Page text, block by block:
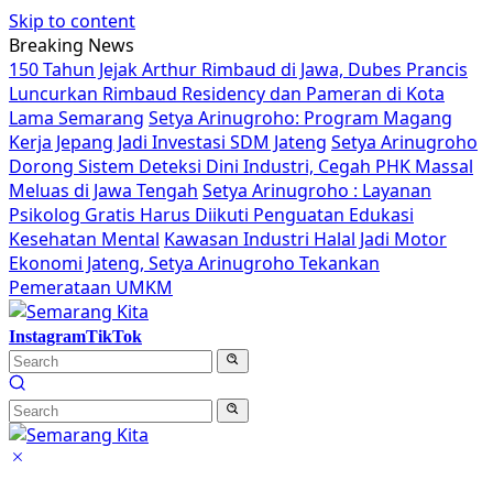
Skip to content
Breaking News
150 Tahun Jejak Arthur Rimbaud di Jawa, Dubes Prancis
Luncurkan Rimbaud Residency dan Pameran di Kota
Lama Semarang Setya Arinugroho: Program Magang
Kerja Jepang Jadi Investasi SDM Jateng Setya Arinugroho
Dorong Sistem Deteksi Dini Industri, Cegah PHK Massal
Meluas di Jawa Tengah Setya Arinugroho : Layanan
Psikolog Gratis Harus Diikuti Penguatan Edukasi
Kesehatan Mental Kawasan Industri Halal Jadi Motor
Ekonomi Jateng, Setya Arinugroho Tekankan
Pemerataan UMKM
InstagramTikTok